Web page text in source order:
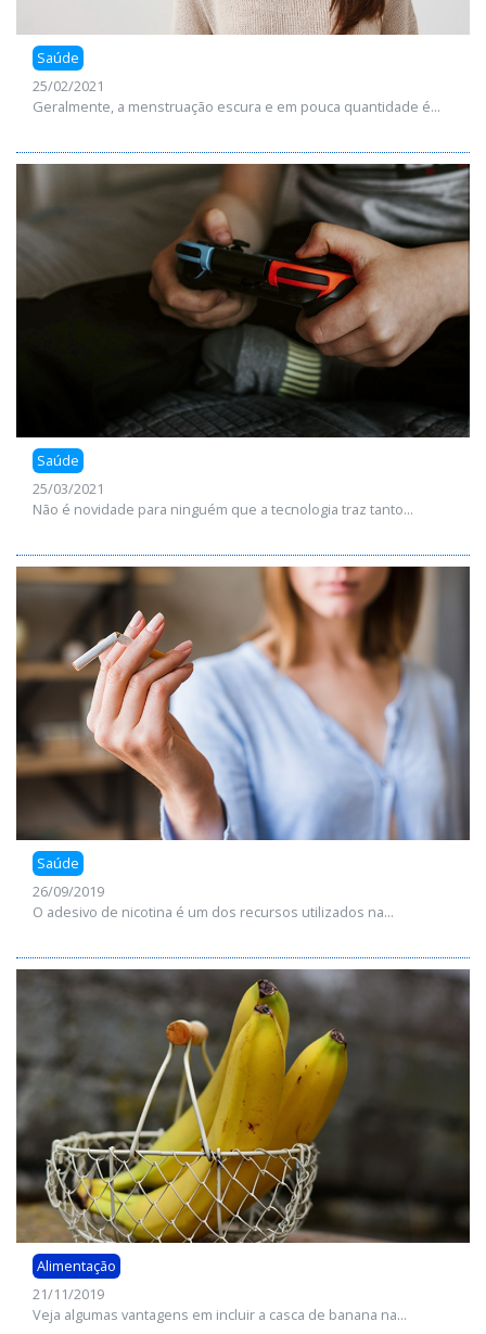
Saúde
25/02/2021
Geralmente, a menstruação escura e em pouca quantidade é...
Saúde
25/03/2021
Não é novidade para ninguém que a tecnologia traz tanto...
Saúde
26/09/2019
O adesivo de nicotina é um dos recursos utilizados na...
Alimentação
21/11/2019
Veja algumas vantagens em incluir a casca de banana na...